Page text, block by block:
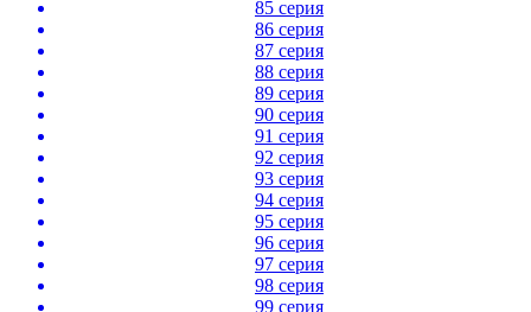
85 серия
86 серия
87 серия
88 серия
89 серия
90 серия
91 серия
92 серия
93 серия
94 серия
95 серия
96 серия
97 серия
98 серия
99 серия